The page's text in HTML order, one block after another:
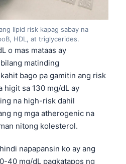
lipid risk kapag sabay na
HDL, at triglycerides.
o mas mataas ay
matinding
bago pa gamitin ang risk
higit sa 130 mg/dL ay
na high-risk dahil
ng mga atherogenic na
nitong kolesterol.
napapansin ko ay ang
40 mg/dL pagkatapos ng